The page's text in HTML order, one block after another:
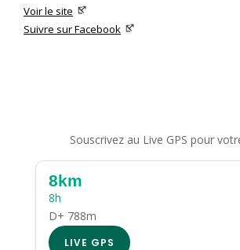
Voir le site
Suivre sur Facebook
Souscrivez au Live GPS pour
8km
8h
D+ 788m
LIVE GPS